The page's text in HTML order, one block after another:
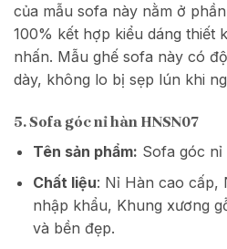
của mẫu sofa này nằm ở
100% kết hợp kiểu dáng thiết
nhấn. Mẫu ghế sofa này có
dày, không lo bị sẹp lún khi
5. Sofa góc nỉ hàn HNSN07
Tên sản phẩm: Sofa góc
Chất liệu: Nỉ Hàn cao cấp,
nhập khẩu, Khung xương
và bền đẹp.